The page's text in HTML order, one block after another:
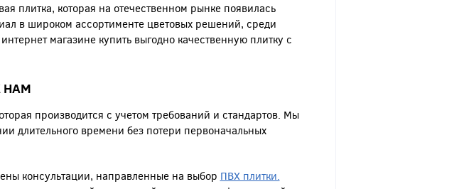
плитка, которая на отечественном рынке появилась
в широком ассортименте цветовых решений, среди
магазине купить выгодно качественную плитку с
НАМ
производится с учетом требований и стандартов. Мы
длительного времени без потери первоначальных
консультации, направленные на выбор ПВХ плитки.